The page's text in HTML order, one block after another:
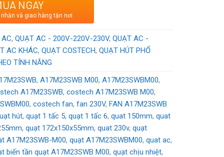
hiệu Italy
NGAY
và giao hàng tận nơi
AC,QUẠT AC - 200V-220V-230V,QUẠT AC -
AC KHÁC,QUẠT COSTECH,QUẠT HÚT PHỔ
TÍNH NĂNG
,A17M23SWB M00,A17M23SWBM00,
A17M23SWB,costech A17M23SWB M00,
,costech fan,fan 230V,FAN A17M23SWB
hút,quạt 1 tấc 5,quạt 1 tấc 6,quat 150mm,quat
,quạt 172x150x55mm,quat 230v,quạt
A17M23SWB-M00,quạt A17M23SWBM00,quat ac,
biến tần quạt A17M23SWB M00,quạt chịu nhiệt,